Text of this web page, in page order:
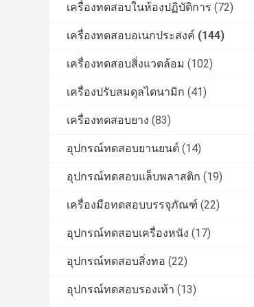
เครื่องทดสอบในห้องปฏิบัติการ (72)
เครื่องทดสอบอเนกประสงค์ (144)
เครื่องทดสอบสิ่งแวดล้อม (102)
เครื่องปรับสมดุลไดนามิก (41)
เครื่องทดสอบยาง (83)
อุปกรณ์ทดสอบยานยนต์ (14)
อุปกรณ์ทดสอบแล็บพลาสติก (19)
เครื่องมือทดสอบบรรจุภัณฑ์ (22)
อุปกรณ์ทดสอบเครื่องหนัง (17)
อุปกรณ์ทดสอบสิ่งทอ (22)
อุปกรณ์ทดสอบรองเท้า (13)